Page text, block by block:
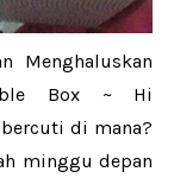
Menghaluskan
Box ~ Hi
di mana?
minggu depan